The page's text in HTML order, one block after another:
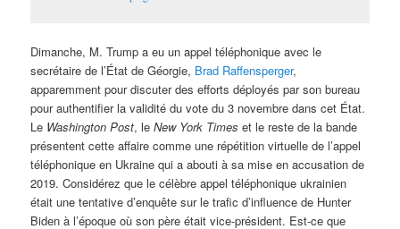
Dimanche, M. Trump a eu un appel téléphonique avec le
secrétaire de l’État de Géorgie, Brad Raffensperger,
apparemment pour discuter des efforts déployés par son bureau
pour authentifier la validité du vote du 3 novembre dans cet État.
Le Washington Post, leNew York Times et le reste de la bande
présentent cette affaire comme une répétition virtuelle de l’appel
téléphonique en Ukraine qui a abouti à sa mise en accusation de
2019. Considérez que le célèbre appel téléphonique ukrainien
était une tentative d’enquête sur le trafic d’influence de Hunter
Biden à l’époque où son père était vice-président. Est-ce que